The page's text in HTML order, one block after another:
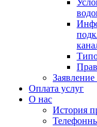
Оплата услуг
О нас
История